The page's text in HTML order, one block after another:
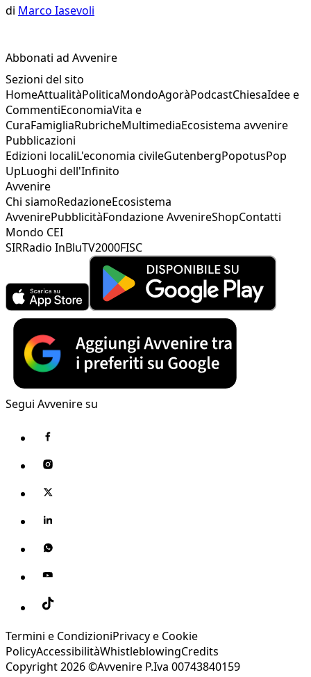
di Marco Iasevoli
Abbonati ad Avvenire
Sezioni del sito
HomeAttualitàPoliticaMondoAgoràPodcastChiesaIdee e
CommentiEconomiaVita e
CuraFamigliaRubricheMultimediaEcosistema avvenire
Pubblicazioni
Edizioni localiL'economia civileGutenbergPopotusPop
UpLuoghi dell'Infinito
Avvenire
Chi siamoRedazioneEcosistema
AvvenirePubblicitàFondazione AvvenireShopContatti
Mondo CEI
SIRRadio InBluTV2000FISC
Segui Avvenire su
Termini e CondizioniPrivacy e Cookie
PolicyAccessibilitàWhistleblowingCredits
Copyright 2026 ©Avvenire P.Iva 00743840159